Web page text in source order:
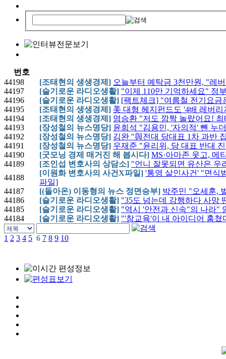
번호
44198
[조태현의 생생경제] 오늘부터 예탁금 3천만원, "레
44197
[슬기로운 라디오생활] "이제 110만 기억하세요" 정
44196
[슬기로운 라디오생활] [팩트체크] "여름철 전기요
44195
[조태현의 생생경제] 美 대형 헤지펀드도 '4배 레버
44194
[조태현의 생생경제] 염승환 "저도 깜짝 놀랐어요!
44193
[장성철의 뉴스명당] 윤희석 "김용민, '자의적' 뺀 누
44192
[장성철의 뉴스명당] 김완 "與전대 당대표 1차 과반
44191
[장성철의 뉴스명당] 우재준 "윤리위, 당 대표 반대
44190
[굿모닝 경제 매거진 해 봅시다] MS·아마존 웃고, 메
44189
[조인섭 변호사의 상담소] "언니 잘못되면 유산은 우
44188
[이원화 변호사의 사건X파일] '통영 살인사건' "면식
파일]
44187
[(돌아온) 이동형의 뉴스 정면승부] 박주민 "오세훈,
44186
[슬기로운 라디오생활] "35도 넘는데 강행하다 사망
44185
[슬기로운 라디오생활] "역시 '안전과 신속"의 나라"
44184
[슬기로운 라디오생활] "'참교육'이 내 아이디어 훔
1 2 3 4 5 6 7 8 9 10